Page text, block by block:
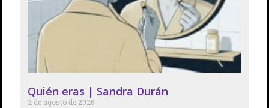
Quién eras | Sandra Durán
2 de agosto de 2026